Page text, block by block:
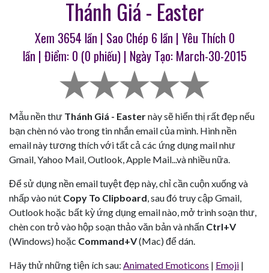
Thánh Giá - Easter
Xem 3654 lần | Sao Chép 6 lần | Yêu Thích 0
lần | Điểm: 0 (0 phiếu) | Ngày Tạo: March-30-2015
Mẫu nền thư Thánh Giá - Easternày sẽ hiển thị rất đẹp nếu
bạn chèn nó vào trong tin nhắn email của mình. Hình nền
email này tương thích với tất cả các ứng dụng mail như
Gmail, Yahoo Mail, Outlook, Apple Mail...và nhiều nữa.
Để sử dụng nền email tuyệt đẹp này, chỉ cần cuộn xuống và
nhấp vào nút Copy To Clipboard, sau đó truy cập Gmail,
Outlook hoặc bất kỳ ứng dụng email nào, mở trình soạn thư,
chèn con trỏ vào hộp soạn thảo văn bản và nhấn Ctrl+V
(Windows) hoặc Command+V(Mac) để dán.
Hãy thử những tiện ích sau: Animated Emoticons | Emoji |